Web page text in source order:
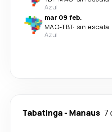
Azul
mar 09 feb.
MAO-TBT· sin escala
Azul
Tabatinga- Manaus 7